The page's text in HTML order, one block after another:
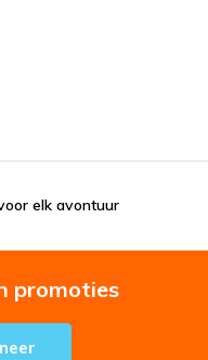
elk avontuur
promoties